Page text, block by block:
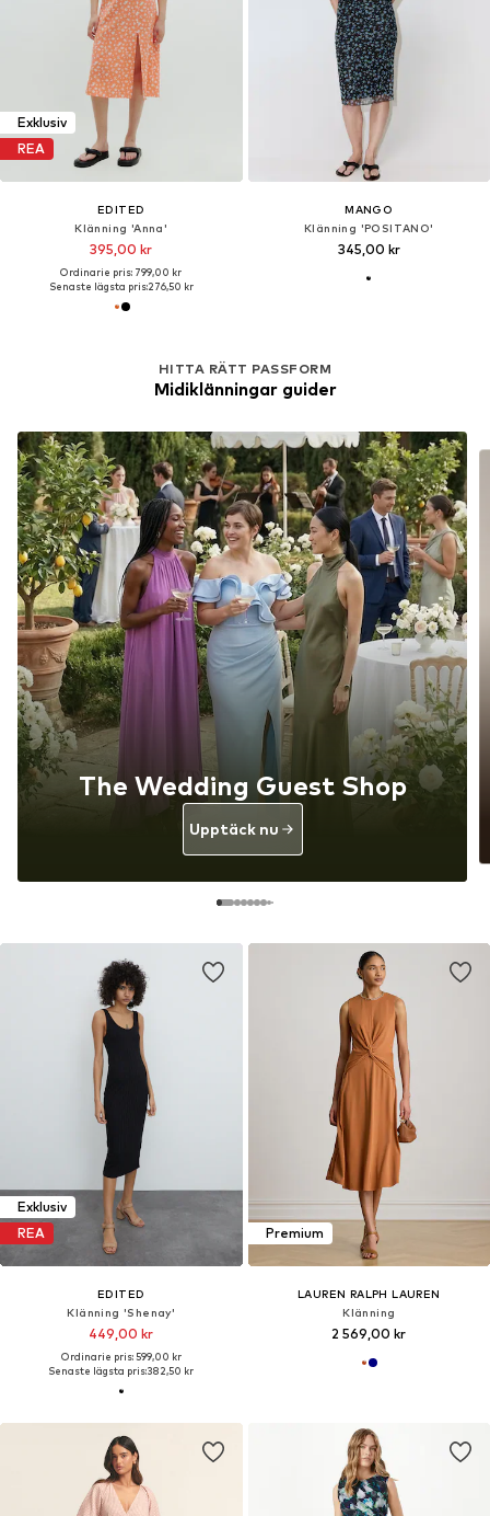
Exklusiv
REA
EDITED
Klänning 'Anna'
395,00 kr
Ordinarie pris: 799,00 kr
Senaste lägsta pris:276,50 kr
MANGO
Klänning 'POSITANO'
345,00 kr
Exklusiv
REA
EDITED
Klänning 'Shenay'
449,00 kr
Ordinarie pris: 599,00 kr
Senaste lägsta pris:382,50 kr
Premium
LAUREN RALPH LAUREN
Klänning
2 569,00 kr
HITTA RÄTT PASSFORM
Midiklänningar guider
The Wedding Guest Shop
Upptäck nu